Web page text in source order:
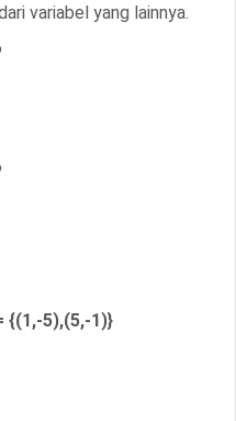
variabel yang lainnya.
{(1,-5),(5,-1)}